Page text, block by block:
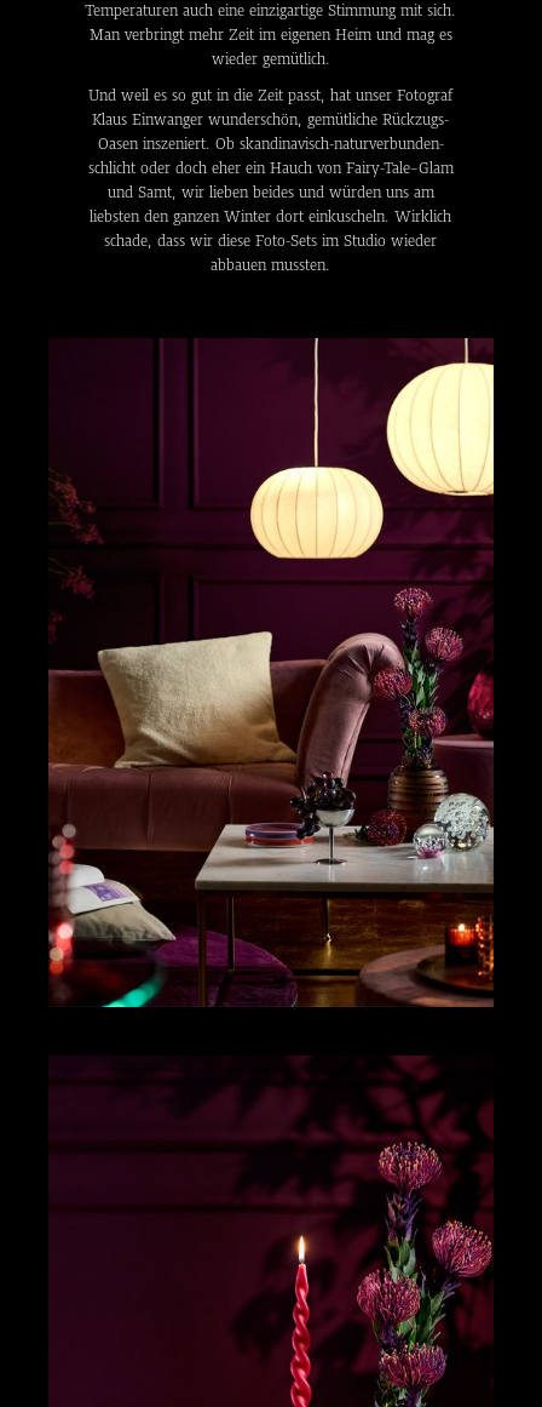
Temperaturen auch eine einzigartige Stimmung mit sich.
Man verbringt mehr Zeit im eigenen Heim und mag es
wieder gemütlich.
Und weil es so gut in die Zeit passt, hat unser Fotograf
Klaus Einwanger wunderschön, gemütliche Rückzugs-
Oasen inszeniert. Ob skandinavisch-naturverbunden-
schlicht oder doch eher ein Hauch von Fairy-Tale–Glam
und Samt, wir lieben beides und würden uns am
liebsten den ganzen Winter dort einkuscheln. Wirklich
schade, dass wir diese Foto-Sets im Studio wieder
abbauen mussten.